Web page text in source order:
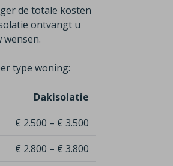
de totale kosten
ontvangt u
wensen.
type woning:
Dakisolatie
€ 2.500 – € 3.500
€ 2.800 – € 3.800